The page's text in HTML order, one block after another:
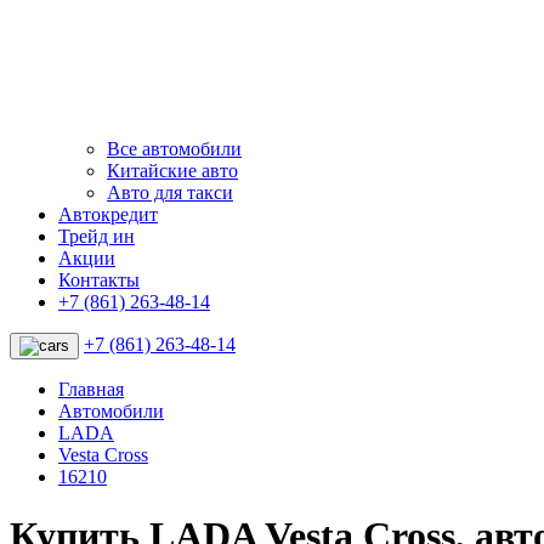
Все автомобили
Китайские авто
Авто для такси
Автокредит
Трейд ин
Акции
Контакты
+7 (861) 263-48-14
+7 (861) 263-48-14
Главная
Автомобили
LADA
Vesta Cross
16210